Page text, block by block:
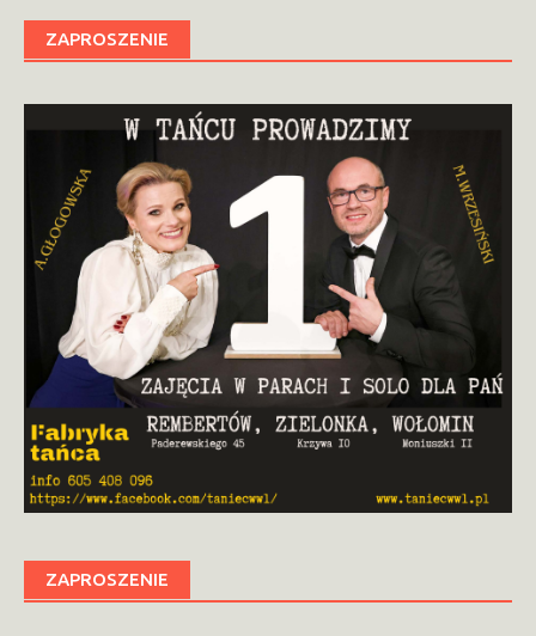
ZAPROSZENIE
ZAPROSZENIE